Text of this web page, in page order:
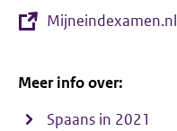
Mijneindexamen.nl
Meer info over:
Spaans in 2021